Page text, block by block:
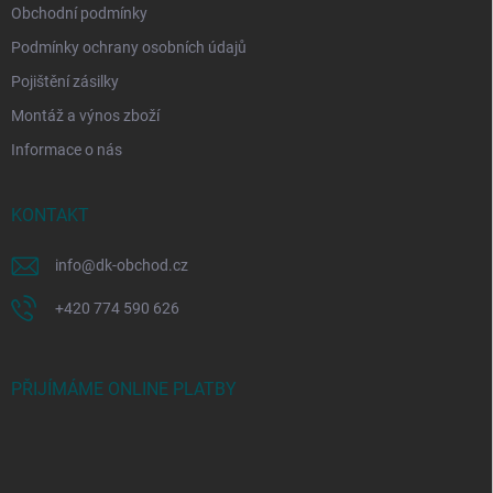
Obchodní podmínky
Podmínky ochrany osobních údajů
Pojištění zásilky
Montáž a výnos zboží
Informace o nás
KONTAKT
info@dk-obchod.cz
+420 774 590 626
PŘIJÍMÁME ONLINE PLATBY